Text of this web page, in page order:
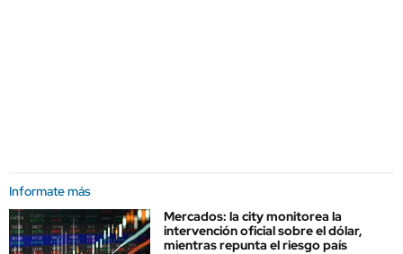
Informate más
Mercados: la city monitorea la
intervención oficial sobre el dólar,
mientras repunta el riesgo país